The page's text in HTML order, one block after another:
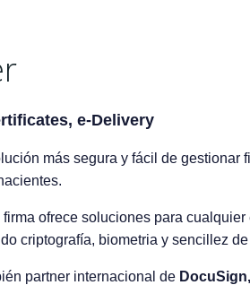
e-Delivery
más segura y fácil de gestionar
ofrece soluciones para
criptografía, biometria y sencillez de
partner internacional de